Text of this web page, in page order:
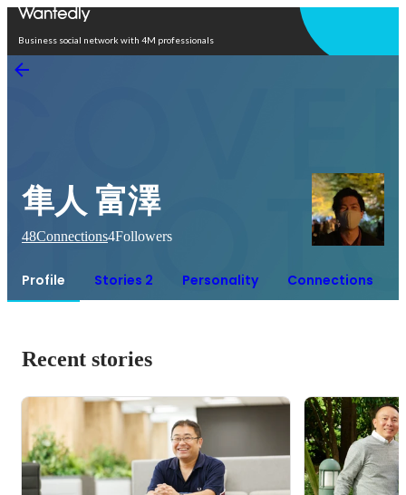
Business social network with 4M professionals
隼人 富澤
48Connections4Followers
Profile Stories 2 Personality Connections
Recent stories